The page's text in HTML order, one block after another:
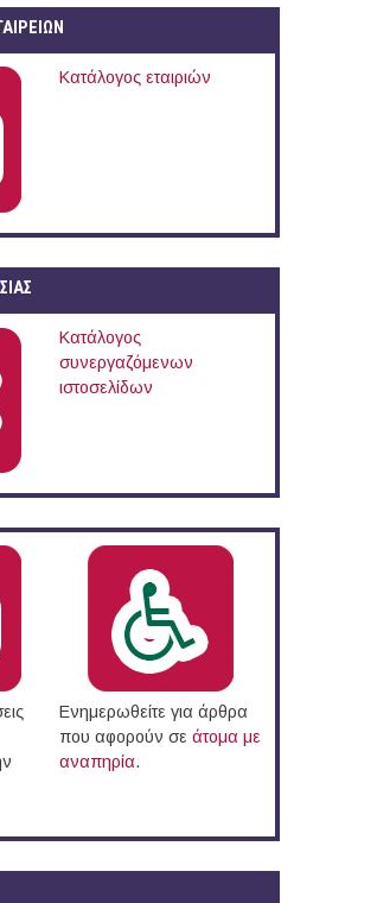
Κατάλογος εταιριών
Κατάλογος
συνεργαζόμενων
ιστοσελίδων
Ενημερωθείτε για άρθρα
που αφορούν σε άτομα με
αναπηρία.